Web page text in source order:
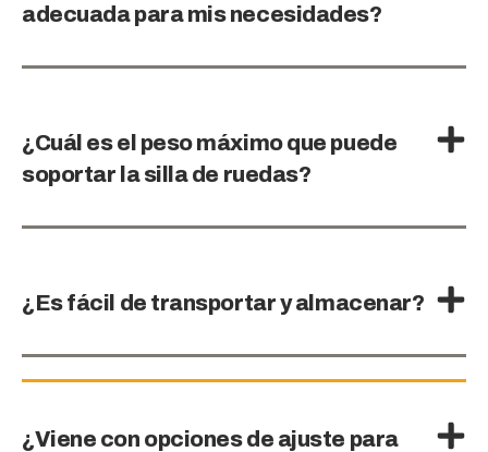
adecuada para mis necesidades?
¿Cuál es el peso máximo que puede
soportar la silla de ruedas?
¿Es fácil de transportar y almacenar?
¿Viene con opciones de ajuste para